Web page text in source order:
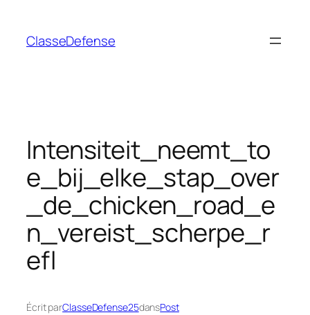
contenu
ClasseDefense
Intensiteit_neemt_to
e_bij_elke_stap_over
_de_chicken_road_e
n_vereist_scherpe_r
efl
Écrit parClasseDefense25dansPost